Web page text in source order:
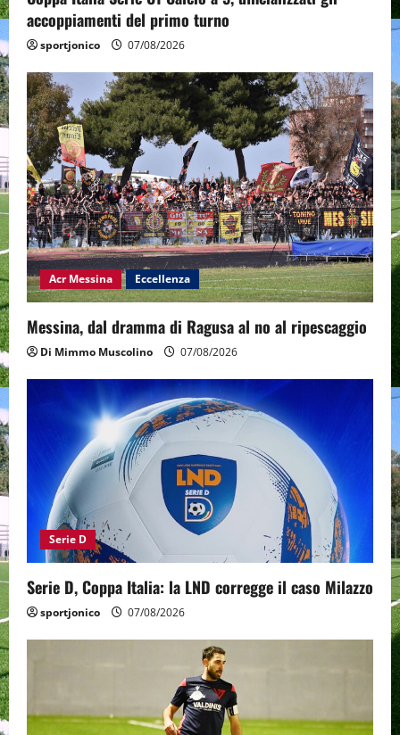
accoppiamenti del primo turno
sportjonico 07/08/2026
Acr Messina Eccellenza
Messina, dal dramma di Ragusa al no al ripescaggio
Di Mimmo Muscolino 07/08/2026
Serie D
Serie D, Coppa Italia: la LND corregge il caso Milazzo
sportjonico 07/08/2026